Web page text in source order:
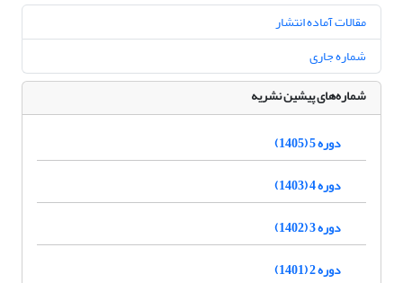
مقالات آماده انتشار
شماره جاری
شماره‌های پیشین نشریه
دوره 5 (1405)
دوره 4 (1403)
دوره 3 (1402)
دوره 2 (1401)